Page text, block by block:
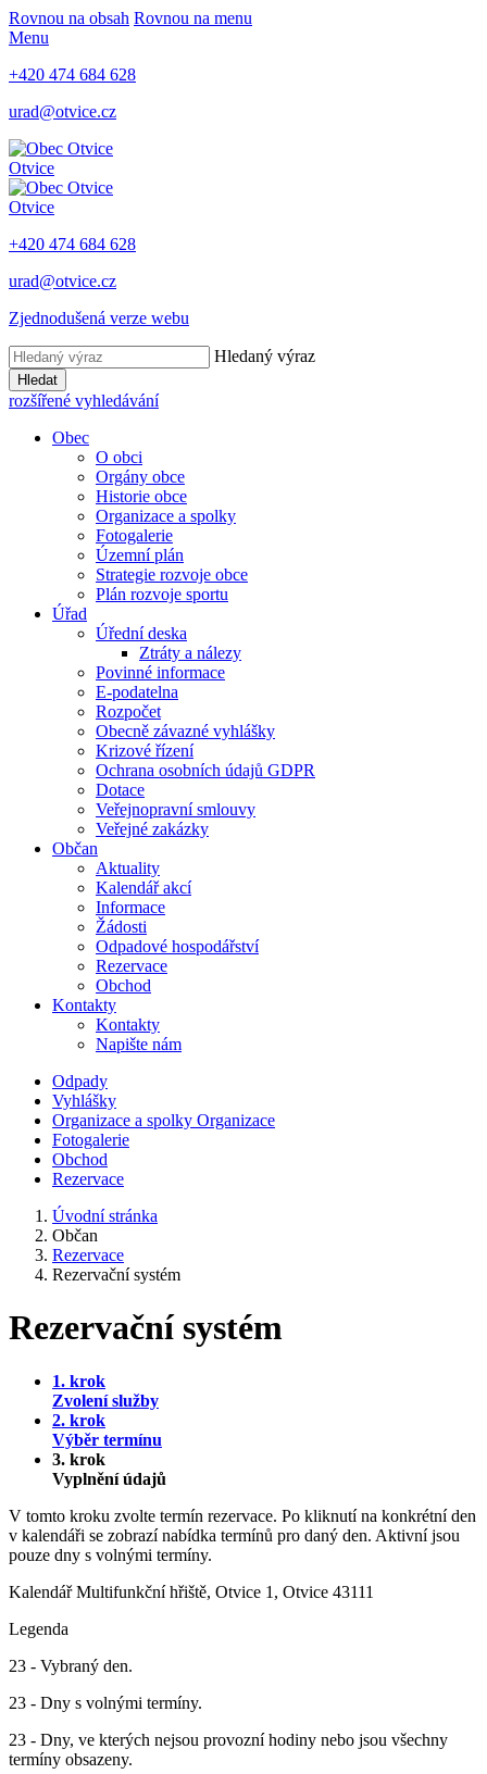
Rovnou na obsah Rovnou na menu
Menu
+420 474 684 628
urad@otvice.cz
Otvice
Otvice
+420 474 684 628
urad@otvice.cz
Zjednodušená verze webu
Hledaný výraz
Hledat
rozšířené vyhledávání
Obec
O obci
Orgány obce
Historie obce
Organizace a spolky
Fotogalerie
Územní plán
Strategie rozvoje obce
Plán rozvoje sportu
Úřad
Úřední deska
Ztráty a nálezy
Povinné informace
E-podatelna
Rozpočet
Obecně závazné vyhlášky
Krizové řízení
Ochrana osobních údajů GDPR
Dotace
Veřejnopravní smlouvy
Veřejné zakázky
Občan
Aktuality
Kalendář akcí
Informace
Žádosti
Odpadové hospodářství
Rezervace
Obchod
Kontakty
Kontakty
Napište nám
Odpady
Vyhlášky
Organizace a spolky Organizace
Fotogalerie
Obchod
Rezervace
Úvodní stránka
Občan
Rezervace
Rezervační systém
Rezervační systém
1. krok
Zvolení služby
2. krok
Výběr termínu
3. krok
Vyplnění údajů
V tomto kroku zvolte termín rezervace. Po kliknutí na konkrétní den
v kalendáři se zobrazí nabídka termínů pro daný den. Aktivní jsou
pouze dny s volnými termíny.
KalendářMultifunkční hřiště, Otvice 1, Otvice 43111
Legenda
23 - Vybraný den.
23 - Dny s volnými termíny.
23 - Dny, ve kterých nejsou provozní hodiny nebo jsou všechny
termíny obsazeny.